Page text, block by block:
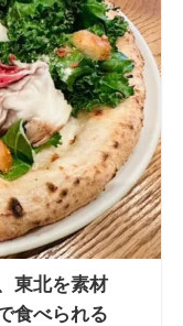
東北を素材
食べられる